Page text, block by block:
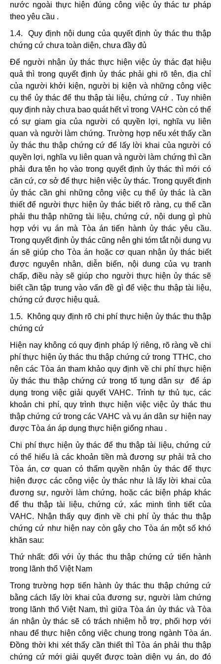
nước ngoài thực hiện đúng công việc ủy thác tư pháp
theo yêu cầu .
1.4. Quy định nội dung của quyết định ủy thác thu thập
chứng cứ chưa toàn diện, chưa đầy đủ
Để người nhận ủy thác thực hiện việc ủy thác đạt hiệu
quả thì trong quyết định ủy thác phải ghi rõ tên, địa chỉ
của người khởi kiện, người bị kiện và những công việc
cụ thể ủy thác để thu thập tài liệu, chứng cứ . Tuy nhiên
quy định này chưa bao quát hết vì trong VAHC còn có thể
có sự giam gia của người có quyền lợi, nghĩa vụ liên
quan và người làm chứng. Trường hợp nếu xét thấy cần
ủy thác thu thập chứng cứ để lấy lời khai của người có
quyền lợi, nghĩa vụ liên quan và người làm chứng thì cần
phải đưa tên họ vào trong quyết định ủy thác thì mới có
căn cứ, cơ sở để thực hiện việc ủy thác. Trong quyết định
ủy thác cần ghi những công việc cụ thể ủy thác là cần
thiết để người thực hiện ủy thác biết rõ ràng, cụ thể cần
phải thu thập những tài liệu, chứng cứ, nội dung gì phù
hợp với vụ án mà Tòa án tiến hành ủy thác yêu cầu.
Trong quyết định ủy thác cũng nên ghi tóm tắt nội dung vụ
án sẽ giúp cho Tòa án hoặc cơ quan nhận ủy thác biết
được nguyên nhân, diễn biến, nội dung của vụ tranh
chấp, điều này sẽ giúp cho người thực hiện ủy thác sẽ
biết cần tập trung vào vấn đề gì để việc thu thập tài liệu,
chứng cứ được hiệu quả.
1.5. Không quy định rõ chi phí thực hiện ủy thác thu thập
chứng cứ
Hiện nay không có quy định pháp lý riêng, rõ ràng về chi
phí thực hiện ủy thác thu thập chứng cứ trong TTHC, cho
nên các Tòa án tham khảo quy định về chi phí thực hiện
ủy thác thu thập chứng cứ trong tố tụng dân sự để áp
dụng trong việc giải quyết VAHC. Trình tự thủ tục, các
khoản chi phí, quy trình thực hiện việc việc ủy thác thu
thập chứng cứ trong các VAHC và vụ án dân sự hiện nay
được Tòa án áp dụng thực hiện giống nhau .
Chi phí thực hiện ủy thác để thu thập tài liệu, chứng cứ
có thể hiểu là các khoản tiền mà đương sự phải trả cho
Tòa án, cơ quan có thẩm quyền nhận ủy thác để thực
hiện được các công việc ủy thác như là lấy lời khai của
đương sự, người làm chứng, hoặc các biện pháp khác
để thu thập tài liệu, chứng cứ, xác minh tình tiết của
VAHC. Nhận thấy quy định về chi phí ủy thác thu thập
chứng cứ như hiện nay còn gây cho Tòa án một số khó
khăn sau:
Thứ nhất: đối với ủy thác thu thập chứng cứ tiến hành
trong lãnh thổ Việt Nam
Trong trường hợp tiến hành ủy thác thu thập chứng cứ
bằng cách lấy lời khai của đương sự, người làm chứng
trong lãnh thổ Việt Nam, thì giữa Tòa án ủy thác và Tòa
án nhận ủy thác sẽ có trách nhiệm hỗ trợ, phối hợp với
nhau để thực hiện công việc chung trong ngành Tòa án.
Đồng thời khi xét thấy cần thiết thì Tòa án phải thu thập
chứng cứ mới giải quyết được toàn diện vụ án, do đó